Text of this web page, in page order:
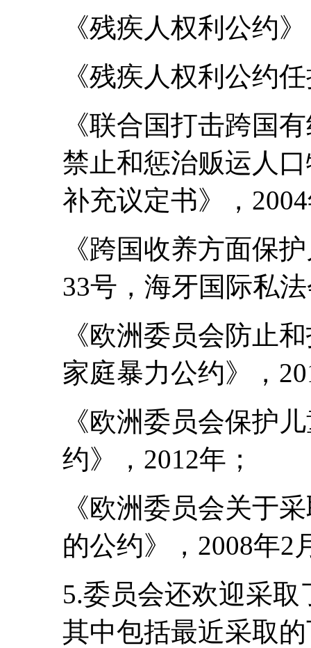
《残疾人权利公约
《残疾人权利公约
《联合国打击跨国
禁止和惩治贩运人
补充议定书》，
《跨国收养方面保
33号，海牙国际私
《欧洲委员会防止
家庭暴力公约》，
《欧洲委员会保护
约》，2012年；
《欧洲委员会关于
的公约》，2008年2
5.委员会还欢迎采
其中包括最近采取